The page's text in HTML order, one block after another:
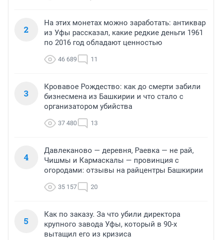
2
На этих монетах можно заработать: антиквар
из Уфы рассказал, какие редкие деньги 1961
по 2016 год обладают ценностью
46 689 11
3
Кровавое Рождество: как до смерти забили
бизнесмена из Башкирии и что стало с
организатором убийства
37 480 13
4
Давлеканово — деревня, Раевка — не рай,
Чишмы и Кармаскалы — провинция с
огородами: отзывы на райцентры Башкирии
35 157 20
5
Как по заказу. За что убили директора
крупного завода Уфы, который в 90-х
вытащил его из кризиса